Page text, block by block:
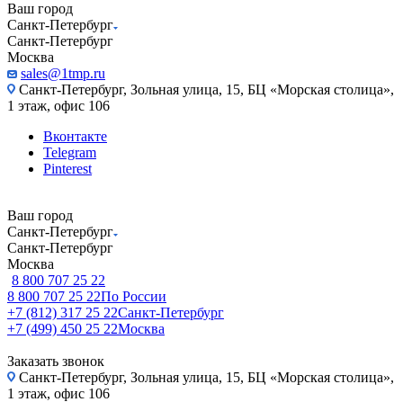
Ваш город
Санкт-Петербург
Санкт-Петербург
Москва
sales@1tmp.ru
Санкт-Петербург, Зольная улица, 15, БЦ «Морская столица»,
1 этаж, офис 106
Вконтакте
Telegram
Pinterest
Ваш город
Санкт-Петербург
Санкт-Петербург
Москва
8 800 707 25 22
8 800 707 25 22По России
+7 (812) 317 25 22Санкт-Петербург
+7 (499) 450 25 22Москва
Заказать звонок
Санкт-Петербург, Зольная улица, 15, БЦ «Морская столица»,
1 этаж, офис 106